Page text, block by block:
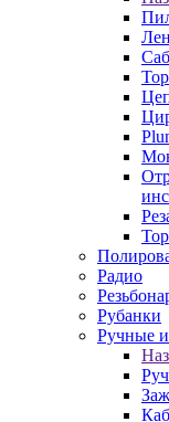
Радио
Рубанки
Ручные